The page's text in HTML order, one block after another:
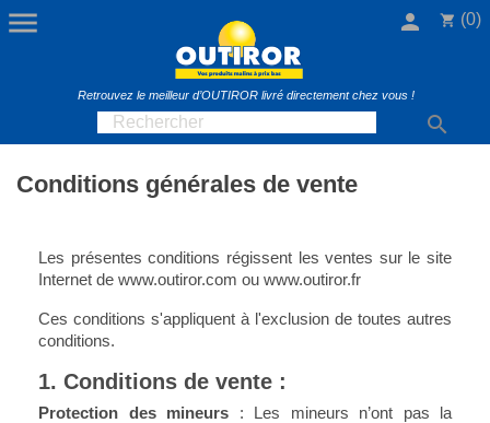
 shopping_cart (0)
person
Retrouvez le meilleur d’OUTIROR livré directement chez vous !

Conditions générales de vente
Les présentes conditions régissent les ventes sur le site
Internet de www.outiror.com ou www.outiror.fr
Ces conditions s'appliquent à l'exclusion de toutes autres
conditions.
1. Conditions de vente :
Protection des mineurs : Les mineurs n’ont pas la